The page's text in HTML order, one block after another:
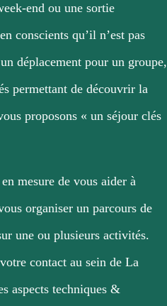
end ou une sortie
conscients qu’il n’est pas
déplacement pour un groupe,
permettant de découvrir la
proposons « un séjour clés
mesure de vous aider à
organiser un parcours de
une ou plusieurs activités.
contact au sein de La
aspects techniques &